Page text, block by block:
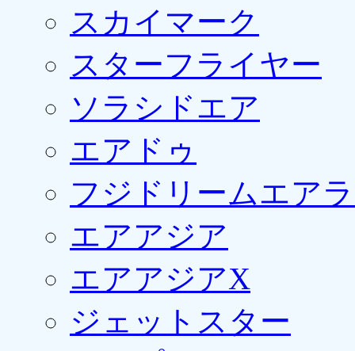
スカイマーク
スターフライヤー
ソラシドエア
エアドゥ
フジドリームエア
エアアジア
エアアジアX
ジェットスター